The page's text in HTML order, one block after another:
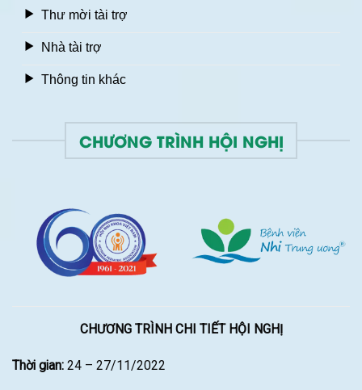
Thư mời tài trợ
Nhà tài trợ
Thông tin khác
CHƯƠNG TRÌNH HỘI NGHỊ
CHƯƠNG TRÌNH CHI TIẾT HỘI NGHỊ
Thời gian: 24 – 27/11/2022